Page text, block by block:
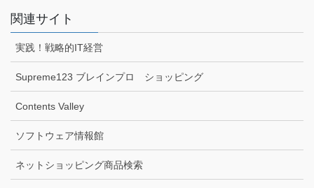
関連サイト
実践！戦略的IT経営
Supreme123 ブレインプロ ショッピング
Contents Valley
ソフトウェア情報館
ネットショッピング商品検索